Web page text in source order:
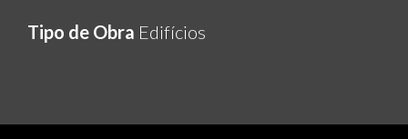
Tipo de Obra Edifícios